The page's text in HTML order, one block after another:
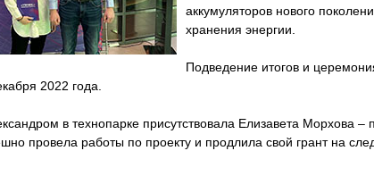
аккумуляторов нового
хранения энергии.
Подведение итогов и
2022 года.
в технопарке присутствовала Елизавета Морхова
провела работы по проекту и продлила свой грант на